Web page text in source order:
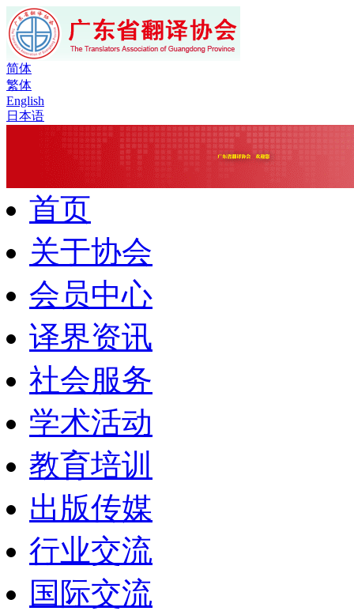
简体
繁体
English
日本语
首页
关于协会
会员中心
译界资讯
社会服务
学术活动
教育培训
出版传媒
行业交流
国际交流